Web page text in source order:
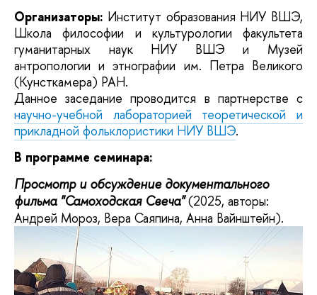
Организаторы: Институт образования НИУ ВШЭ,
Школа философии и культурологии факультета
гуманитарных наук НИУ ВШЭ и Музей
антропологии и этнографии им. Петра Великого
(Кунсткамера) РАН.
Данное заседание проводится в партнерстве с
научно-учебной лабораторией теоретической и
прикладной фольклористики НИУ ВШЭ.
В программе семинара:
Просмотр и обсуждение документального
фильма "Самоходская Свеча" (2025, авторы:
Андрей Мороз, Вера Саяпина, Анна Вайнштейн).